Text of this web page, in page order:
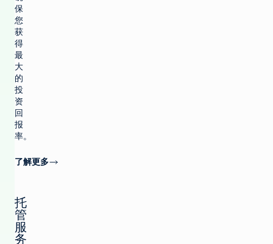
保
您
获
得
最
大
的
投
资
回
报
率。
了解更多
托
管
服
务